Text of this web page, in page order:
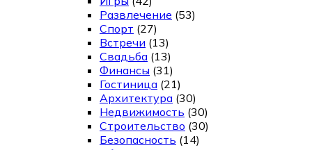
Развлечение (53)
Спорт (27)
Встречи (13)
Свадьба (13)
Финансы (31)
Гостиница (21)
Архитектура (30)
Недвижимость (30)
Строительство (30)
Безопасность (14)